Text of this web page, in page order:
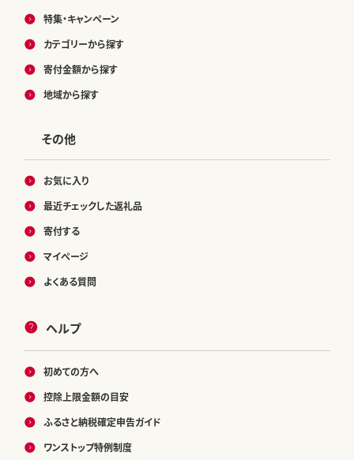
特集・キャンペーン
カテゴリーから探す
寄付金額から探す
地域から探す
その他
お気に入り
最近チェックした返礼品
寄付する
マイページ
よくある質問
ヘルプ
初めての方へ
控除上限金額の目安
ふるさと納税確定申告ガイド
ワンストップ特例制度